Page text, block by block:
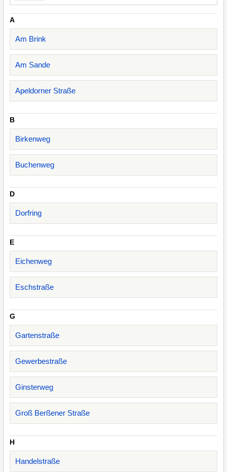
A
Am Brink
Am Sande
Apeldorner Straße
B
Birkenweg
Buchenweg
D
Dorfring
E
Eichenweg
Eschstraße
G
Gartenstraße
Gewerbestraße
Ginsterweg
Groß Berßener Straße
H
Handelstraße